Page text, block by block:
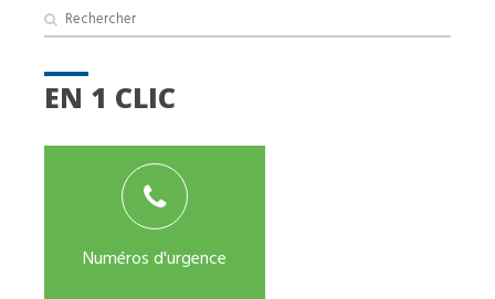
EN 1 CLIC
Numéros d'urgence